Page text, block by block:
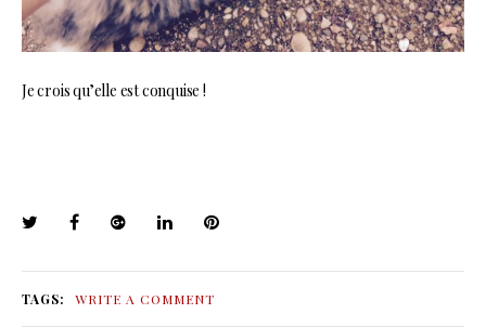
Je crois qu’elle est conquise !
TAGS: WRITE A COMMENT